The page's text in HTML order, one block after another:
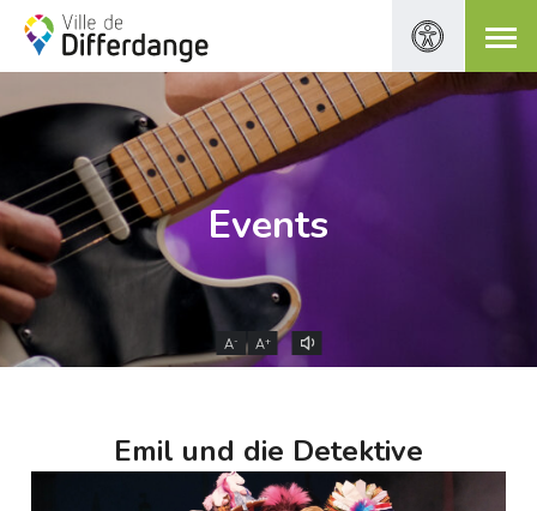
Events
A- A+
Emil und die Detektive